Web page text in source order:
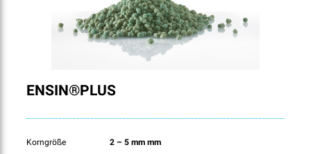
ENSIN®PLUS
Korngröße
2 – 5 mm mm